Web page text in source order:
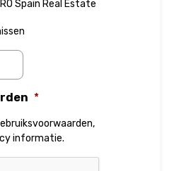
Spain Real Estate
*
,
informatie.